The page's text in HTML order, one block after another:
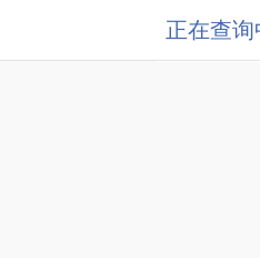
正在查询